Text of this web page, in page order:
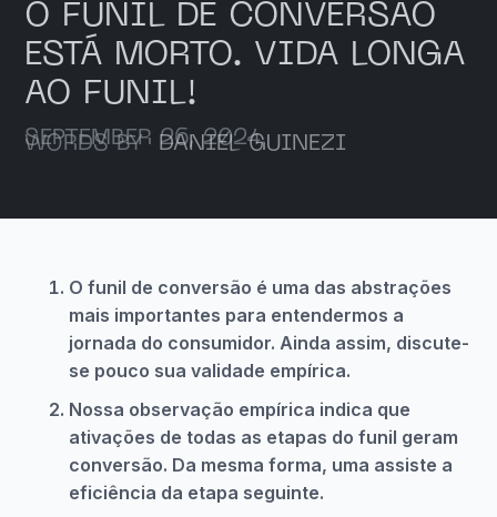
O FUNIL DE CONVERSÃO
ESTÁ MORTO. VIDA LONGA
AO FUNIL!
SEPTEMBER 26, 2024
WORDS BY DANIEL GUINEZI
O funil de conversão é uma das abstrações
mais importantes para entendermos a
jornada do consumidor. Ainda assim, discute-
se pouco sua validade empírica.
Nossa observação empírica indica que
ativações de todas as etapas do funil geram
conversão. Da mesma forma, uma assiste a
eficiência da etapa seguinte.